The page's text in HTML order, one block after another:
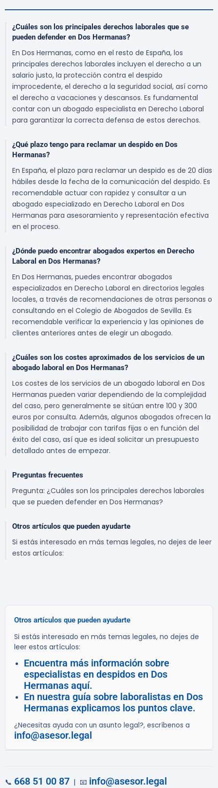
¿Cuáles son los principales derechos laborales que se
pueden defender en Dos Hermanas?
En Dos Hermanas, como en el resto de España, los
principales derechos laborales incluyen el derecho a un
salario justo, la protección contra el despido
improcedente, el derecho a la seguridad social, así como
el derecho a vacaciones y descansos. Es fundamental
contar con un abogado especialista en Derecho Laboral
para garantizar la correcta defensa de estos derechos.
¿Qué plazo tengo para reclamar un despido en Dos
Hermanas?
En España, el plazo para reclamar un despido es de 20 días
hábiles desde la fecha de la comunicación del despido. Es
recomendable actuar con rapidez y consultar a un
abogado especializado en Derecho Laboral en Dos
Hermanas para asesoramiento y representación efectiva
en el proceso.
¿Dónde puedo encontrar abogados expertos en Derecho
Laboral en Dos Hermanas?
En Dos Hermanas, puedes encontrar abogados
especializados en Derecho Laboral en directorios legales
locales, a través de recomendaciones de otras personas o
consultando en el Colegio de Abogados de Sevilla. Es
recomendable verificar la experiencia y las opiniones de
clientes anteriores antes de elegir un abogado.
¿Cuáles son los costes aproximados de los servicios de un
abogado laboral en Dos Hermanas?
Los costes de los servicios de un abogado laboral en Dos
Hermanas pueden variar dependiendo de la complejidad
del caso, pero generalmente se sitúan entre 100 y 300
euros por consulta. Además, algunos abogados ofrecen la
posibilidad de trabajar con tarifas fijas o en función del
éxito del caso, así que es ideal solicitar un presupuesto
detallado antes de empezar.
Preguntas frecuentes
Pregunta: ¿Cuáles son los principales derechos laborales
que se pueden defender en Dos Hermanas?
Otros artículos que pueden ayudarte
Si estás interesado en más temas legales, no dejes de leer
estos artículos:
Otros artículos que pueden ayudarte
Si estás interesado en más temas legales, no dejes de
leer estos artículos:
Encuentra más información sobre
especialistas en despidos en Dos
Hermanas aquí.
En nuestra guía sobre laboralistas en Dos
Hermanas explicamos los puntos clave.
¿Necesitas ayuda con un asunto legal?, escríbenos a
info@asesor.legal
📞 668 51 00 87 | 📧 info@asesor.legal